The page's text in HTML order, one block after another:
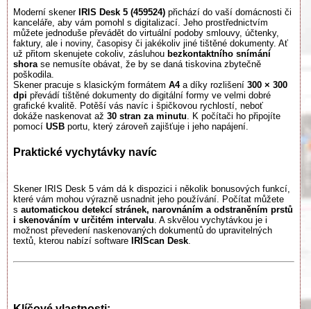
Moderní skenerIRIS Desk 5 (459524) přichází do vaší domácnosti či
kanceláře, aby vám pomohl s digitalizací. Jeho prostřednictvím
můžete jednoduše převádět do virtuální podoby smlouvy, účtenky,
faktury, ale i noviny, časopisy či jakékoliv jiné tištěné dokumenty. Ať
už přitom skenujete cokoliv, zásluhou bezkontaktního snímání
shora se nemusíte obávat, že by se daná tiskovina zbytečně
poškodila.
Skener pracuje s klasickým formátem A4a díky rozlišení 300 × 300
dpi převádí tištěné dokumenty do digitální formy ve velmi dobré
grafické kvalitě. Potěší vás navíc i špičkovou rychlostí, neboť
dokáže naskenovat až 30 stran za minutu . K počítači ho připojíte
pomocí USB portu, který zároveň zajišťuje i jeho napájení.
Praktické vychytávky navíc
Skener IRIS Desk 5 vám dá k dispozici i několik bonusových funkcí,
které vám mohou výrazně usnadnit jeho používání. Počítat můžete
s automatickou detekcí stránek, narovnáním a odstraněním prstů
i skenováním v určitém intervalu. A skvělou vychytávkou je i
možnost převedení naskenovaných dokumentů do upravitelných
textů, kterou nabízí software
IRIScan Desk.